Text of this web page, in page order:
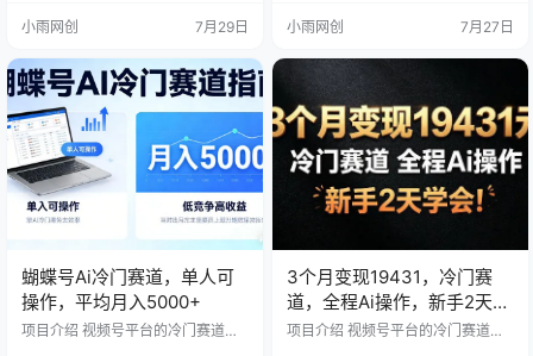
小雨网创 7月29日
人工，收入相对来说比较稳定，平
4到5k左右!
小雨网创 7月27日
蝴蝶号Ai冷门赛道，单人可
操作，平均月入5000+
项目介绍 视频号平台的冷门赛道，
3个月变现19431，冷门赛
道，全程Ai操作，新手2天学
会！
项目介绍 视频号平台的冷门赛道，